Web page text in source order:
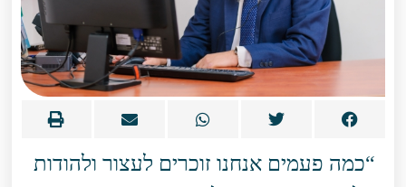
“כמה פעמים אנחנו זוכרים לעצור ולהודות